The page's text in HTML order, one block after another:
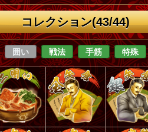
コレクション(43/44)
囲い 戦法 手筋 特殊